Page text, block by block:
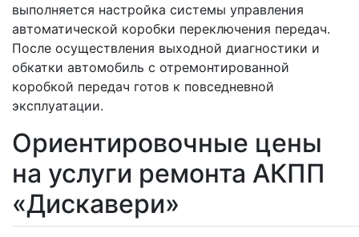
выполняется настройка системы управления
автоматической коробки переключения передач.
После осуществления выходной диагностики и
обкатки автомобиль с отремонтированной
коробкой передач готов к повседневной
эксплуатации.
Ориентировочные цены
на услуги ремонта АКПП
«Дискавери»